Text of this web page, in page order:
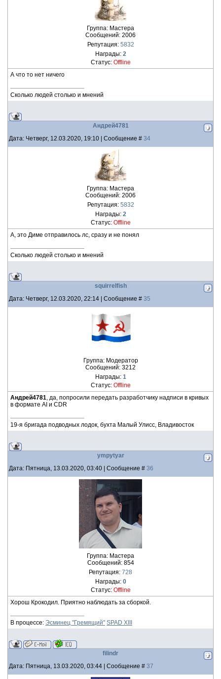
Группа: Мастера
Сообщений: 2006
Репутация: 5832
Награды: 2
Статус: Offline
А что то нет ничего
Сколько людей столько и мнений
Андрей4781
Дата: Четверг, 12.03.2020, 19:10 | Сообщение # 34
Группа: Мастера
Сообщений: 2006
Репутация: 5832
Награды: 2
Статус: Offline
А, это Диме отправилось лс, сразу и не понял
Сколько людей столько и мнений
squirrelfish
Дата: Четверг, 12.03.2020, 22:14 | Сообщение # 35
Группа: Модератор
Сообщений: 3212
Награды: 1
Статус: Offline
Андрей4781, да, попросили передать разработчику надписи в кривых
в формате AI и CDR
19-я бригада подводных лодок, бухта Малый Улисс, Владивосток
ympytyar
Дата: Пятница, 13.03.2020, 03:40 | Сообщение # 36
Группа: Мастера
Сообщений: 854
Репутация: 728
Награды: 0
Статус: Offline
Хорош Крокодил. Приятно наблюдать за сборкой.
В процессе: Эсминец "Гремящий" SPAD XIII
filindr
Дата: Пятница, 13.03.2020, 03:44 | Сообщение # 37